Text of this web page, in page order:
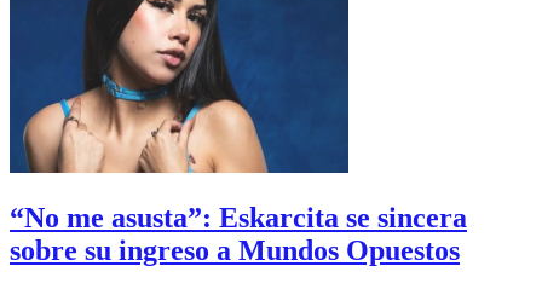
“No me asusta”: Eskarcita se sincera
sobre su ingreso a Mundos Opuestos